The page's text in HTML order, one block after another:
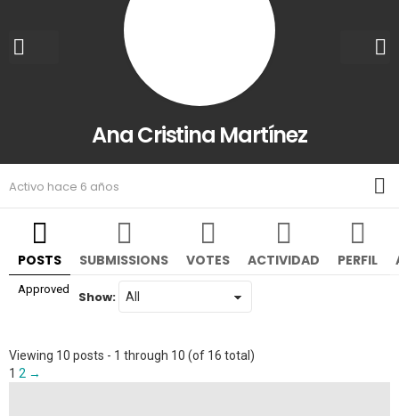
Ana Cristina Martínez
Activo hace 6 años
POSTS SUBMISSIONS VOTES ACTIVIDAD PERFIL
Approved Show:
Viewing 10 posts - 1 through 10 (of 16 total)
1 2 →